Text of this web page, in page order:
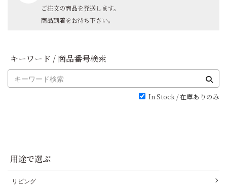
ご注文の商品を発送します。
商品到着をお待ち下さい。
キーワード / 商品番号検索
In Stock / 在庫ありのみ
用途で選ぶ
リビング